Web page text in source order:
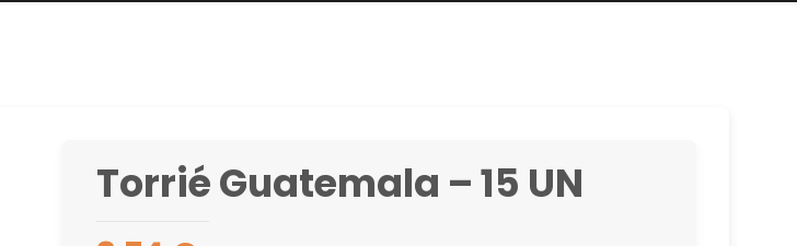
Torrié Guatemala – 15 UN